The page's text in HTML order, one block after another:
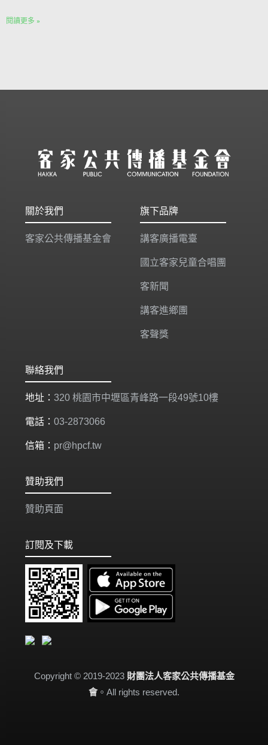
閱讀更多 »
關於我們
客家公共傳播基金會
旗下品牌
講客廣播電臺
國立客家兒童合唱團
客新聞
講客進鄉團
客聲獎
聯絡我們
地址： 320 桃園市中壢區青峰路一段49號10樓
電話： 03-2873066
信箱： pr@hpcf.tw
贊助我們
贊助頁面
訂閱及下載
Copyright © 2019-2023 財團法人客家公共傳播基金
會。All rights reserved.